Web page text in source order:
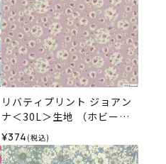
リバティプリント ジョアン
ナ＜30L＞生地 （ホビーラ
ホビーレオリジナル）2026
SS
¥374 (税込)